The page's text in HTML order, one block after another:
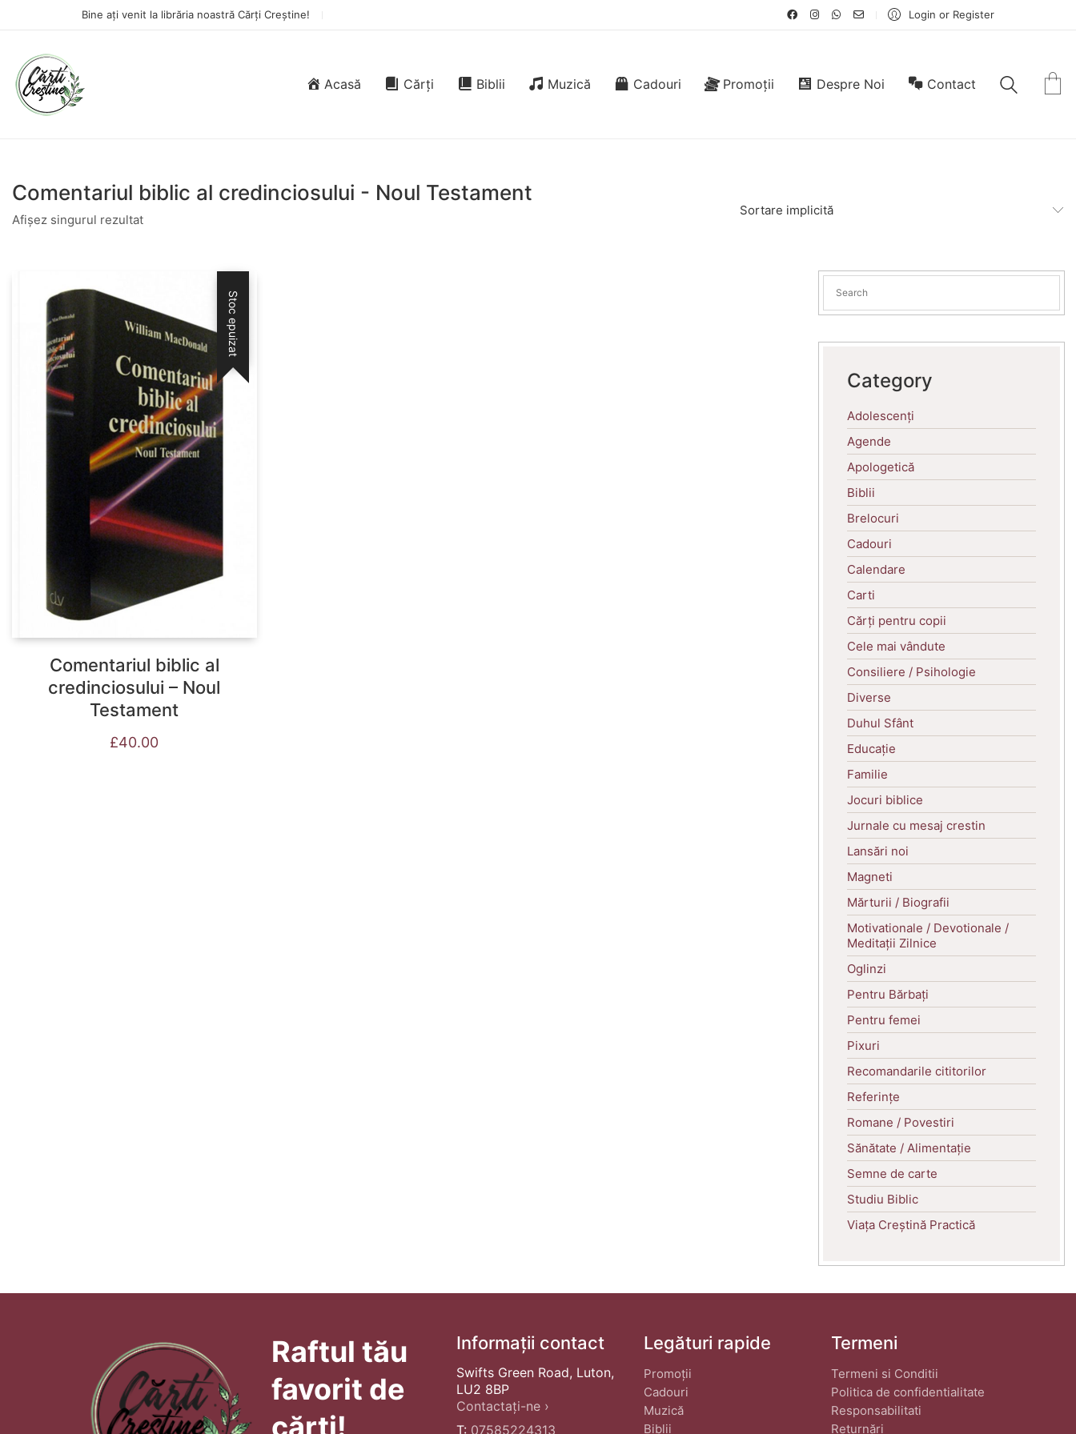
Bine ați venit la librăria noastră Cărți Creștine! Login or Register
Acasă Cărți Biblii Muzică Cadouri Promoții Despre Noi Contact
Comentariul biblic al credinciosului - Noul Testament
Afișez singurul rezultat
Sortare implicită
Stoc epuizat
Comentariul biblic al
credinciosului – Noul
Testament
£40.00
Category
Adolescenți
Agende
Apologetică
Biblii
Brelocuri
Cadouri
Calendare
Carti
Cărți pentru copii
Cele mai vândute
Consiliere / Psihologie
Diverse
Duhul Sfânt
Educație
Familie
Jocuri biblice
Jurnale cu mesaj crestin
Lansări noi
Magneti
Mărturii / Biografii
Motivationale / Devotionale /
Meditații Zilnice
Oglinzi
Pentru Bărbați
Pentru femei
Pixuri
Recomandarile cititorilor
Referințe
Romane / Povestiri
Sănătate / Alimentație
Semne de carte
Studiu Biblic
Viața Creștină Practică
Raftul tău
favorit de
cărți!
Informații contact
Swifts Green Road, Luton,
LU2 8BP
Contactați-ne ›
T: 07585224313
Legături rapide
Promoții
Cadouri
Muzică
Biblii
Termeni
Termeni si Conditii
Politica de confidentialitate
Responsabilitati
Returnări